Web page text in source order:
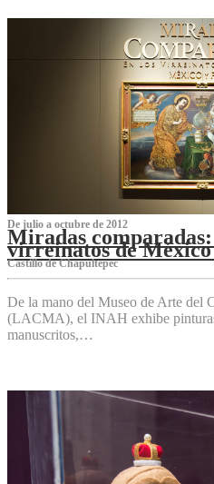
De julio a octubre de 2012
Miradas
virreinatos de
Castillo de Chapultepec
De la mano del Museo de Arte del
(LACMA), el INAH exhibe
manuscritos,…